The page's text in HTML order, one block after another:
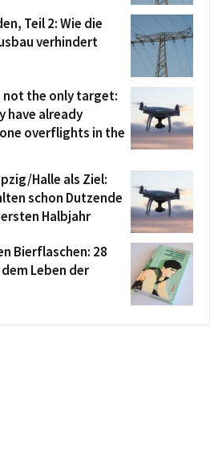
Teil 2: Wie die
verhindert
not the only target:
have already
overflights in the
Halle als Ziel:
schon Dutzende
Halbjahr
Bierflaschen: 28
Leben der